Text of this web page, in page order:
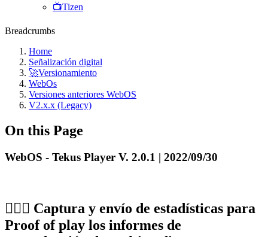
📺Tizen
Breadcrumbs
Home
Señalización digital
🚀Versionamiento
WebOs
Versiones anteriores WebOS
V2.x.x (Legacy)
On this Page
WebOS - Tekus Player V. 2.0.1 | 2022/09/30
🏌🏼‍♀️ Captura y envío de estadísticas para
Proof of play los informes de